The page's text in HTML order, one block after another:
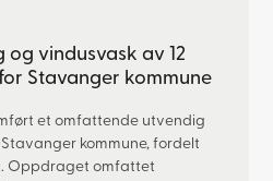
og vindusvask av 12
Stavanger kommune
et omfattende utvendig
kommune, fordelt
Oppdraget omfattet